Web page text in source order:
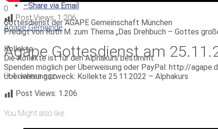
0
Post Views: 1.206
Agape Gemeinde
Agape Gottesdienst am
— 4 Jahren ago
–Share via Email
Gottesdienst der AGAPE Gemeinschaft München
Predigt von Ruth M. zum Thema „Das Drehbuch – Gottes
Kollekte:
Die Kollekte ist für den Alphakurs bestimmt.
Spenden möglich per Überweisung oder PayPal: http://
Überweisungszweck: Kollekte 25.11.2022 – Alphakurs
Post Views: 1.206
You Might also like